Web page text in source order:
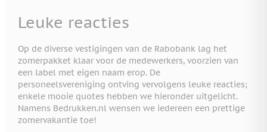
Leuke reacties
Op de diverse vestigingen van de Rabobank lag het
zomerpakket klaar voor de medewerkers, voorzien van
een label met eigen naam erop. De
personeelsvereniging ontving vervolgens leuke reacties;
enkele mooie quotes hebben we hieronder uitgelicht.
Namens Bedrukken.nl wensen we iedereen een prettige
zomervakantie toe!